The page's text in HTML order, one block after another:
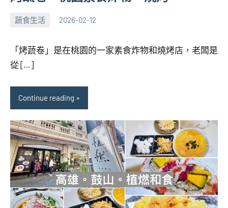
蔬食生活 2026-02-12
張
芋
No
「烤蔬卷」是在桃園的一家素食炸物和燒烤店，老闆是
從 […]
Continue reading